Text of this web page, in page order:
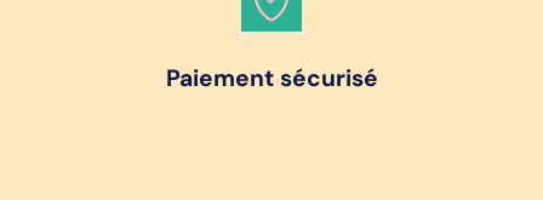
Paiement sécurisé